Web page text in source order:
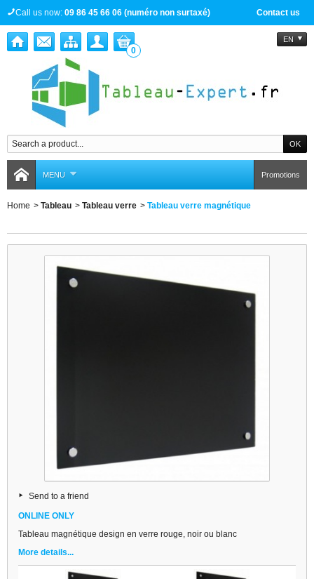
Contact us
Call us now: 09 86 45 66 06 (numéro non surtaxé)
EN
0
MENU Promotions
Home > Tableau > Tableau verre > Tableau verre magnétique
Send to a friend
ONLINE ONLY
Tableau magnétique design en verre rouge, noir ou blanc
More details...